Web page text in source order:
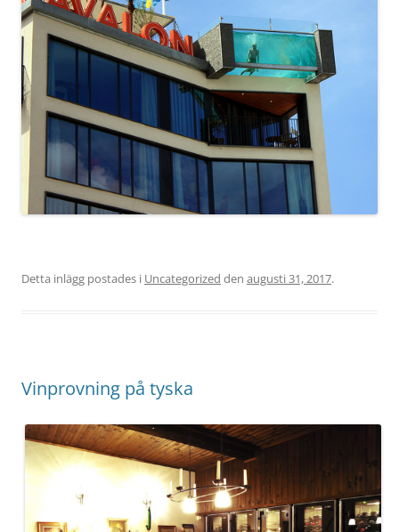
Detta inlägg postades i Uncategorized den augusti 31, 2017.
Vinprovning på tyska